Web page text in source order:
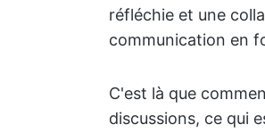
réfléchie et une
communication en
C'est là que
discussions, ce qui